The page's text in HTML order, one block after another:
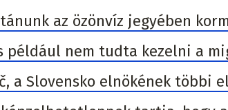
az özönvíz jegyében
nem tudta kezelni a
a Slovensko elnökének többi